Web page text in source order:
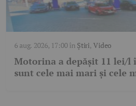
6 aug. 2026, 17:00în Știri,Video
Motorina a depășit 11 lei/l
sunt cele mai mari și cele